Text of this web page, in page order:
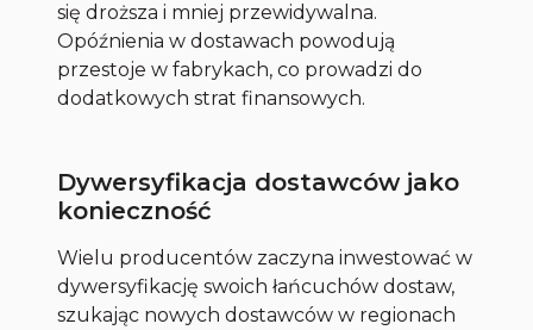
się droższa i mniej przewidywalna.
Opóźnienia w dostawach powodują
przestoje w fabrykach, co prowadzi do
dodatkowych strat finansowych.
Dywersyfikacja dostawców jako
konieczność
Wielu producentów zaczyna inwestować w
dywersyfikację swoich łańcuchów dostaw,
szukając nowych dostawców w regionach